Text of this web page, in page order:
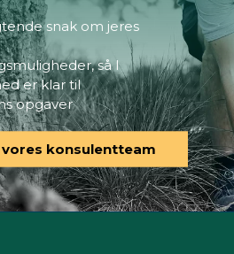
snak om jeres
så I
er klar til
opgaver
konsulentteam